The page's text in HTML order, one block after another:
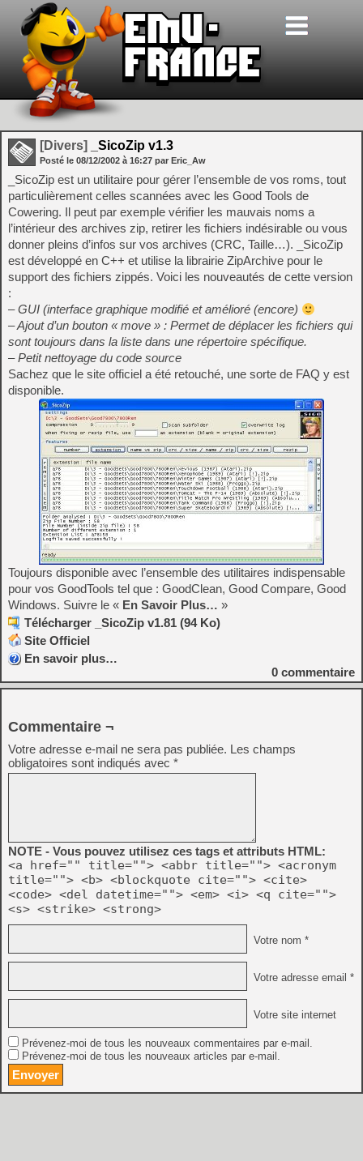
[Divers] _SicoZip v1.3
Posté le 08/12/2002 à 16:27 par Eric_Aw
_SicoZip est un utilitaire pour gérer l’ensemble de vos roms, tout
particulièrement celles scannées avec les Good Tools de
Cowering. Il peut par exemple vérifier les mauvais noms a
l’intérieur des archives zip, retirer les fichiers indésirable ou vous
donner pleins d’infos sur vos archives (CRC, Taille…). _SicoZip
est développé en C++ et utilise la librairie ZipArchive pour le
support des fichiers zippés. Voici les nouveautés de cette version
:
– GUI (interface graphique modifié et amélioré (encore)
– Ajout d’un bouton « move » : Permet de déplacer les fichiers qui
sont toujours dans la liste dans une répertoire spécifique.
– Petit nettoyage du code source
Sachez que le site officiel a été retouché, une sorte de FAQ y est
disponible.
Toujours disponible avec l’ensemble des utilitaires indispensable
pour vos GoodTools tel que : GoodClean, Good Compare, Good
Windows. Suivre le « En Savoir Plus… »
Télécharger _SicoZip v1.81 (94 Ko)
Site Officiel
En savoir plus…
0 commentaire
Commentaire ¬
Votre adresse e-mail ne sera pas publiée. Les champs
obligatoires sont indiqués avec *
NOTE - Vous pouvez utilisez ces tags et attributs HTML:
<a href="" title=""> <abbr title=""> <acronym
title=""> <b> <blockquote cite=""> <cite>
<code> <del datetime=""> <em> <i> <q cite="">
<s> <strike> <strong>
Votre nom *
Votre adresse email *
Votre site internet
Prévenez-moi de tous les nouveaux commentaires par e-mail.
Prévenez-moi de tous les nouveaux articles par e-mail.